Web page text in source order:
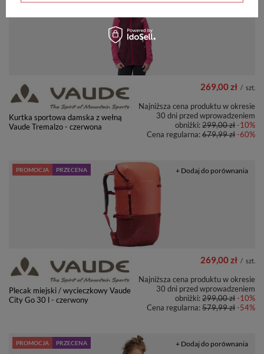
Kurtka sportowa damska z wełną
Vaude Tremalzo - czerwona
269,00 zł / szt.
Najniższa cena produktu w okresie
30 dni przed wprowadzeniem
obniżki:299,00 zł-10%
Cena regularna:679,99 zł-60%
PROMOCJA PRZECENA
Plecak miejski / wycieczkowy Vaude
City Go 30 l - czerwony
269,00 zł / szt.
Najniższa cena produktu w okresie
30 dni przed wprowadzeniem
obniżki:299,00 zł-10%
Cena regularna:579,99 zł-54%
+ Dodaj do porównania
PROMOCJA PRZECENA + Dodaj do porównania